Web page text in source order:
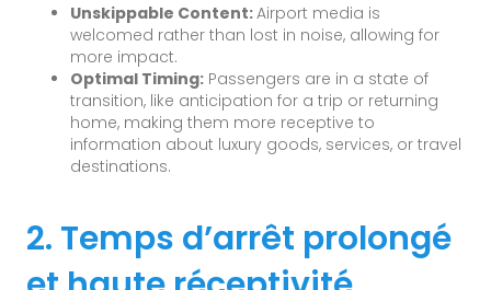
Unskippable Content:Airport media is
welcomed rather than lost in noise, allowing for
more impact.
Optimal Timing: Passengers are in a state of
transition, like anticipation for a trip or returning
home, making them more receptive to
information about luxury goods, services, or travel
destinations.
2. Temps d’arrêt prolongé